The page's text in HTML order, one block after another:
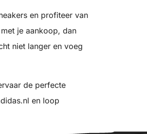
en profiteer van
je aankoop, dan
niet langer en voeg
de perfecte
en loop